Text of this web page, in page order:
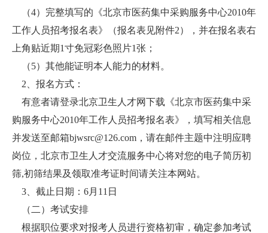
（4）完整填写的《北京市医药集中采购服务中心2010年
工作人员招考报名表》（报名表见附件2），并在报名表右
上角贴近期1寸免冠彩色照片1张；
（5）其他能证明本人能力的材料。
2、报名方式：
有意者请登录北京卫生人才网下载《北京市医药集中采
购服务中心2010年工作人员招考报名表》，填写相关信息
并发送至邮箱bjwsrc@126.com，请在邮件主题中注明应聘
岗位，北京市卫生人才交流服务中心将对您的电子简历初
筛,初筛结果及领取准考证时间请关注本网站。
3、截止日期：6月11日
（二）考试安排
根据职位要求对报考人员进行资格初审，确定参加考试